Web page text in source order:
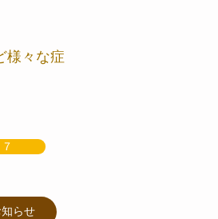
様々な症
知らせ